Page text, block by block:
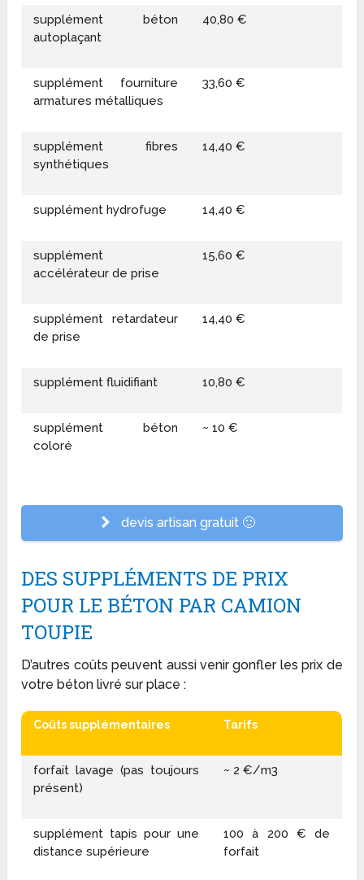
supplément béton
autoplaçant
40,80 €
supplément fourniture
armatures métalliques
33,60 €
supplément fibres
synthétiques
14,40 €
supplément hydrofuge 14,40 €
supplément
accélérateur de prise
15,60 €
supplément retardateur
de prise
14,40 €
supplément fluidifiant 10,80 €
supplément béton
coloré
~ 10 €
devis artisan gratuit 🙂
DES SUPPLÉMENTS DE PRIX
POUR LE BÉTON PAR CAMION
TOUPIE
D’autres coûts peuvent aussi venir gonfler les prix de
votre béton livré sur place :
Coûts supplémentaires Tarifs
forfait lavage (pas toujours
présent)
~ 2 €/m3
supplément tapis pour une
distance supérieure
100 à 200 € de
forfait